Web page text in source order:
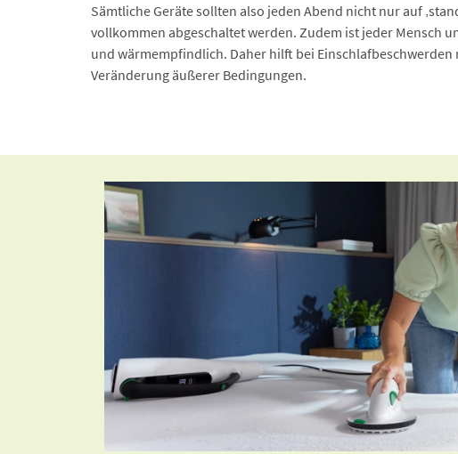
Sämtliche Geräte sollten also jeden Abend nicht nur auf
vollkommen abgeschaltet werden. Zudem ist jeder Mensch
und wärmempfindlich. Daher hilft bei Einschlafbeschwerden
Veränderung äußerer Bedingungen.